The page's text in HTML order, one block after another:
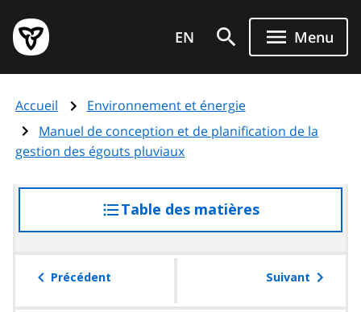
au
contenu
principal
Page
d'accueil
de
l'Ontario
EN Menu
Accueil
Environnement et énergie
Manuel de conception et de planification de la
gestion des égouts pluviaux
Table des matières
à
table
Précédent Suivant